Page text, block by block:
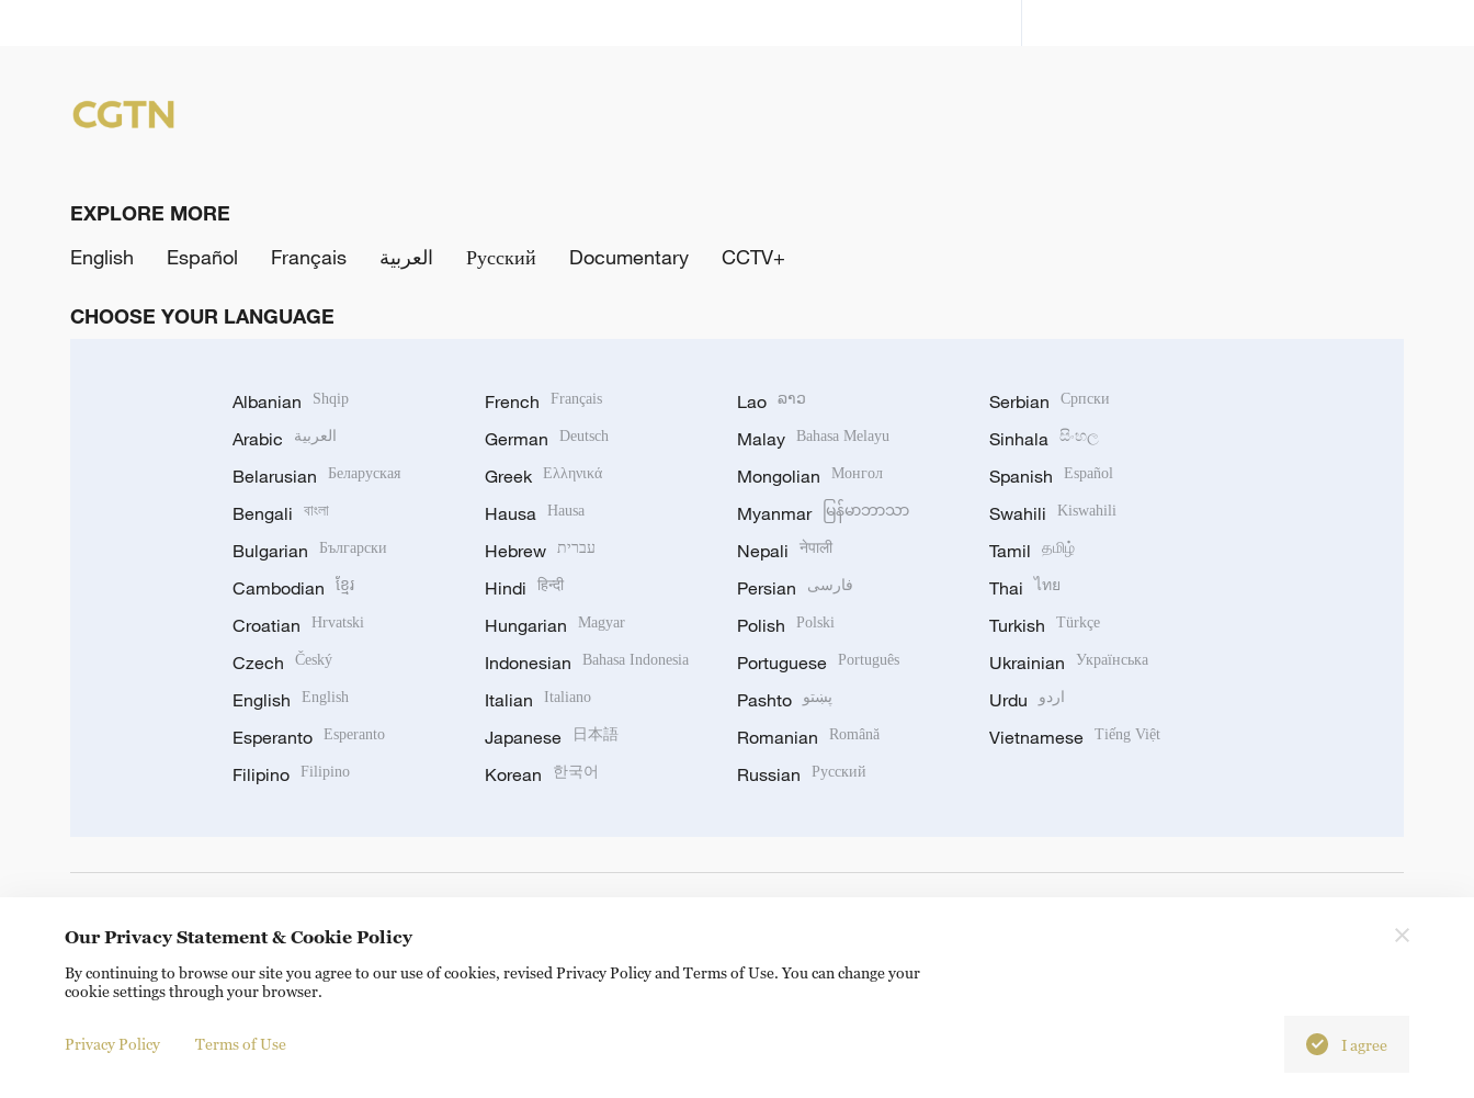
EXPLORE MORE
English
Español Français العربية Русский Documentary CCTV+
CHOOSE YOUR LANGUAGE
Albanian Shqip
Arabic العربية
Belarusian Беларуская
Bengali বাংলা
Bulgarian Български
Cambodian ខ្មែរ
Croatian Hrvatski
Czech Český
English English
Esperanto Esperanto
Filipino Filipino
French Français
German Deutsch
Greek Ελληνικά
Hausa Hausa
Hebrew עברית
Hindi हिन्दी
Hungarian Magyar
Indonesian Bahasa Indonesia
Italian Italiano
Japanese 日本語
Korean 한국어
Lao ລາວ
Malay Bahasa Melayu
Mongolian Монгол
Myanmar မြန်မာဘာသာ
Nepali नेपाली
Persian فارسی
Polish Polski
Portuguese Português
Pashto پښتو
Romanian Română
Russian Русский
Serbian Српски
Sinhala සිංහල
Spanish Español
Swahili Kiswahili
Tamil தமிழ்
Thai ไทย
Turkish Türkçe
Ukrainian Українська
Urdu اردو
Vietnamese Tiếng Việt
Copyright © 2024 CGTN. 京ICP备20000184号
Our Privacy Statement & Cookie Policy
By continuing to browse our site you agree to our use of cookies, revised Privacy Policy and Terms of Use. You can change your
cookie settings through your browser.
Privacy Policy Terms of Use I agree